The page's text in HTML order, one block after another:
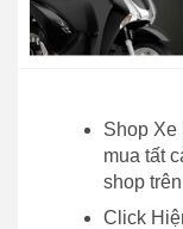
Shop Xe
mua tất
shop
Click